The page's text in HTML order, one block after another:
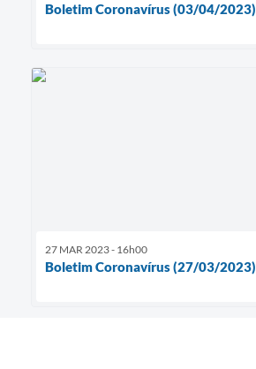
Boletim Coronavírus (03/04/2023)
27 MAR 2023 - 16h00
Boletim Coronavírus (27/03/2023)